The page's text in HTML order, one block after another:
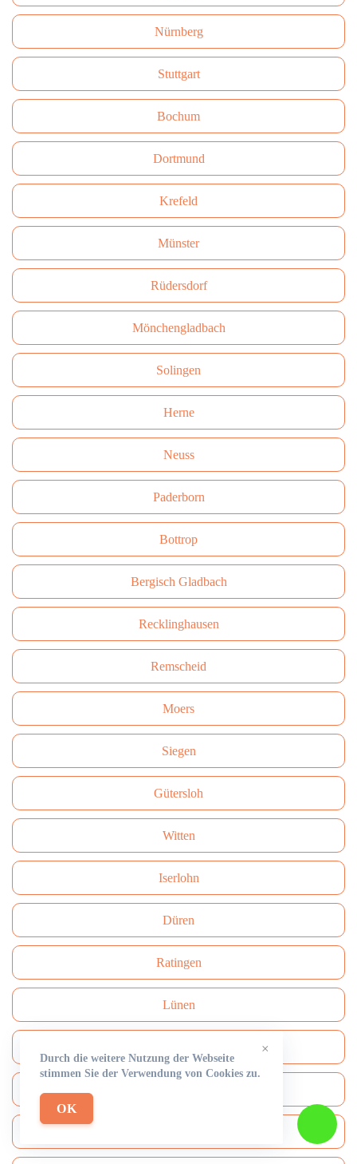
Nürnberg
Stuttgart
Bochum
Dortmund
Krefeld
Münster
Rüdersdorf
Mönchengladbach
Solingen
Herne
Neuss
Paderborn
Bottrop
Bergisch Gladbach
Recklinghausen
Remscheid
Moers
Siegen
Gütersloh
Witten
Iserlohn
Düren
Ratingen
Lünen
×
Durch die weitere Nutzung der Webseite
stimmen Sie der Verwendung von Cookies zu.
OK